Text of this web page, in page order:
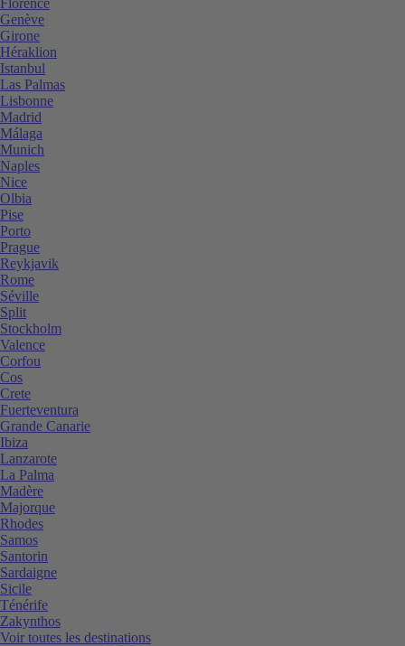
Genève
Girone
Héraklion
Istanbul
Las Palmas
Lisbonne
Madrid
Málaga
Munich
Naples
Nice
Olbia
Pise
Porto
Prague
Reykjavik
Rome
Séville
Split
Stockholm
Valence
Corfou
Cos
Crete
Fuerteventura
Grande Canarie
Ibiza
Lanzarote
La Palma
Madère
Majorque
Rhodes
Samos
Santorin
Sardaigne
Sicile
Ténérife
Zakynthos
Voir toutes les destinations